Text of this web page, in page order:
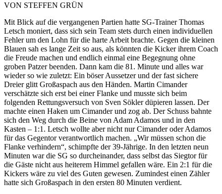
VON STEFFEN GRÜN
Mit Blick auf die vergangenen Partien hatte SG-Trainer Thomas
Letsch moniert, dass sich sein Team stets durch einen individuellen
Fehler um den Lohn für die harte Arbeit brachte. Gegen die kleinen
Blauen sah es lange Zeit so aus, als könnten die Kicker ihrem Coach
die Freude machen und endlich einmal eine Begegnung ohne
groben Patzer beenden. Dann kam die 81. Minute und alles war
wieder so wie zuletzt: Ein böser Aussetzer und der fast sichere
Dreier glitt Großaspach aus den Händen. Martin Cimander
verschätzte sich erst bei einer Flanke und musste sich beim
folgenden Rettungsversuch von Sven Sökler düpieren lassen. Der
machte einen Haken um Cimander und zog ab. Der Schuss bahnte
sich den Weg durch die Beine von Adam Adamos und in den
Kasten – 1:1. Letsch wollte aber nicht nur Cimander oder Adamos
für das Gegentor verantwortlich machen. „Wir müssen schon die
Flanke verhindern“, schimpfte der 39-Jährige. In den letzten neun
Minuten war die SG so durcheinander, dass selbst das Siegtor für
die Gäste nicht aus heiterem Himmel gefallen wäre. Ein 2:1 für die
Kickers wäre zu viel des Guten gewesen. Zumindest einen Zähler
hatte sich Großaspach in den ersten 80 Minuten verdient.